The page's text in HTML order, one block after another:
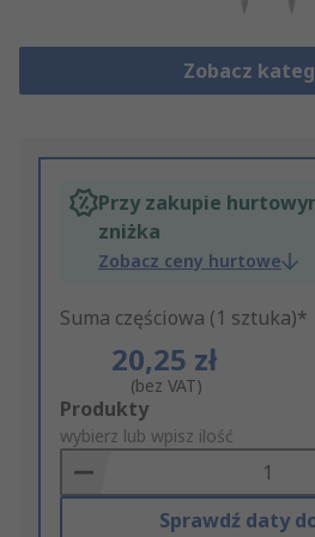
Zobacz
Przy zakupie
zniżka
Zobacz ceny hurtowe
Suma częściowa (1 sztuka)*
20,25 zł
(bez VAT)
Add
to
Basket
Produkty
wybierz lub wpisz ilość
Sprawdź daty